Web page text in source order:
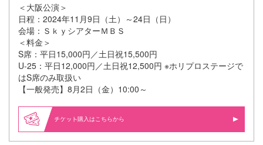
＜大阪公演＞
日程：2024年11月9日（土）～24日（日）
会場：ＳｋｙシアターＭＢＳ
＜料金＞
S席：平日15,000円／土日祝15,500円
U-25：平日12,000円／土日祝12,500円 ※ホリプロステージで
はS席のみ取扱い
【一般発売】8月2日（金）10:00～
購入はこちらから